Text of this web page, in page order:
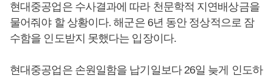
현대중공업은 수사결과에 따라 천문학적 지연배상금을
물어줘야 할 상황이다. 해군은 6년 동안 정상적으로 잠
수함을 인도받지 못했다는 입장이다.
현대중공업은 손원일함을 납기일보다 26일 늦게 인도하